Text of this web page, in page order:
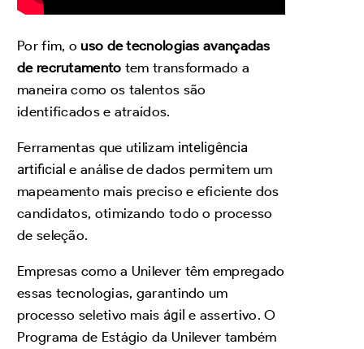
Por fim, ouso de tecnologias avançadas
de recrutamento tem transformado a
maneira como os talentos são
identificados e atraídos.
Ferramentas que utilizam inteligência
artificial e análise de dados permitem um
mapeamento mais preciso e eficiente dos
candidatos, otimizando todo o processo
de seleção.
Empresas como a Unilever têm empregado
essas tecnologias, garantindo um
processo seletivo mais ágil e assertivo. O
Programa de Estágio da Unilever também